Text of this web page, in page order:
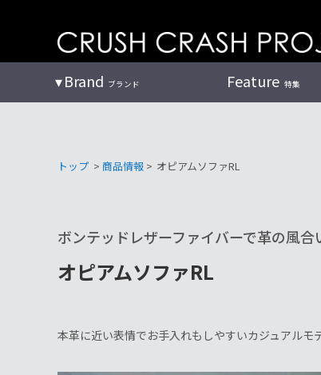
ツ
Brand ブランド Feature 特集
トップ > 商品情報> オピアムソファRL
ボンテッドレザーファイバーで革の風合
オピアムソファRL
本革に近い表情でお手入れもしやすいカジュアルモ